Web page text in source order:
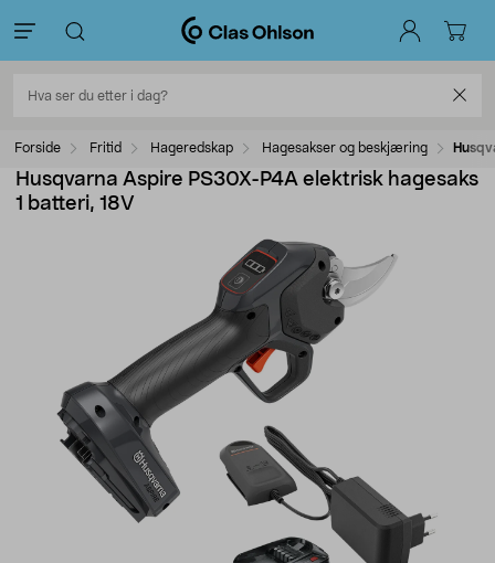
Forside Fritid Hageredskap Hagesakser og beskjæring
Husqvarna Aspire PS30X-P4A elektrisk hagesaks
1 batteri, 18V